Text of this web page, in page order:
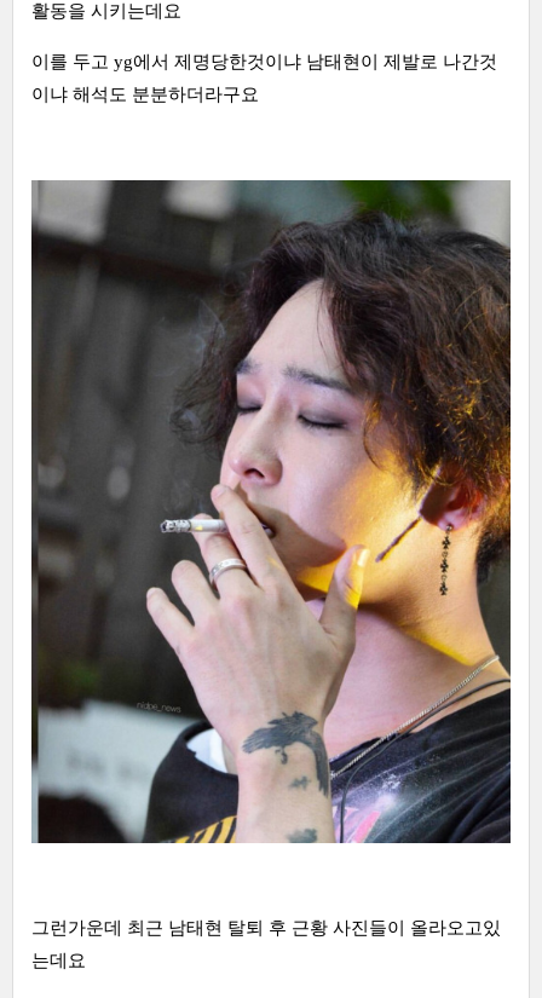
활동을 시키는데요
이를 두고 yg에서 제명당한것이냐 남태현이 제발로 나간것
이냐 해석도 분분하더라구요
그런가운데 최근 남태현 탈퇴 후 근황 사진들이 올라오고있
는데요